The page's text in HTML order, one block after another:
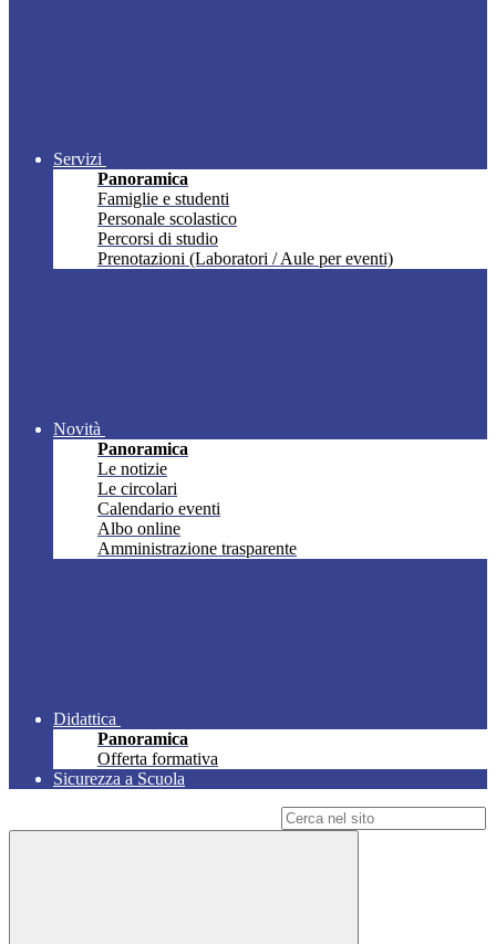
Servizi
Panoramica
Famiglie e studenti
Personale scolastico
Percorsi di studio
Prenotazioni (Laboratori / Aule per eventi)
Novità
Panoramica
Le notizie
Le circolari
Calendario eventi
Albo online
Amministrazione trasparente
Didattica
Panoramica
Offerta formativa
Sicurezza a Scuola